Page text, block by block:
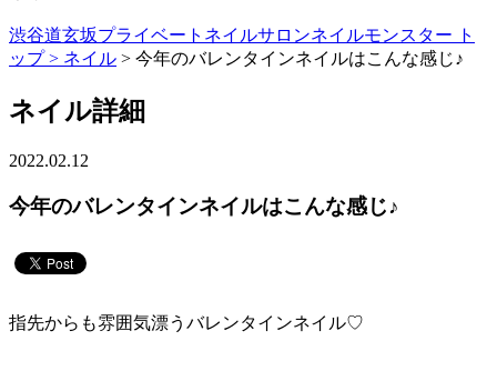
渋谷道玄坂プライベートネイルサロンネイルモンスター ト
ップ > ネイル > 今年のバレンタインネイルはこんな感じ♪
ネイル詳細
2022.02.12
今年のバレンタインネイルはこんな感じ♪
指先からも雰囲気漂うバレンタインネイル♡